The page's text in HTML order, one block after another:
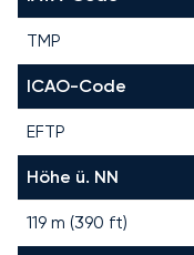
TMP
ICAO-Code
EFTP
Höhe ü. NN
119 m (390 ft)